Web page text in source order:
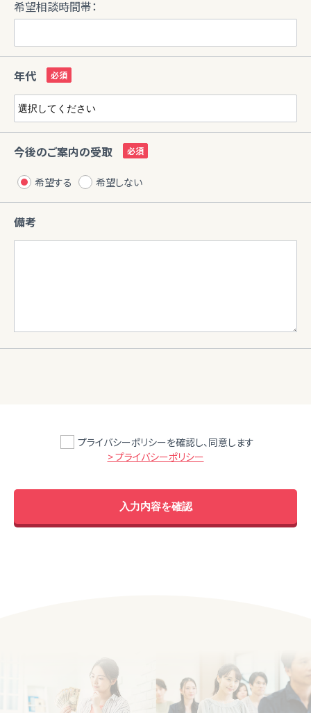
希望相談時間帯：
年代
今後のご案内の受取
希望する 希望しない
備考
プライバシーポリシーを確認し、同意します
> プライバシーポリシー
入力内容を確認